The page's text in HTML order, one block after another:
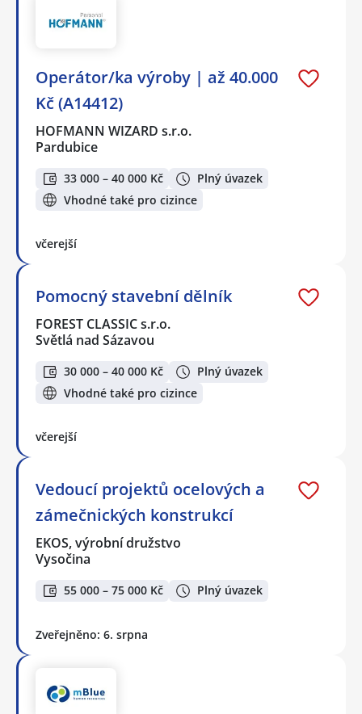
Operátor/ka výroby | až 40.000
Kč (A14412)
HOFMANN WIZARD s.r.o.
Pardubice
33 000 – 40 000 Kč
Plný úvazek
Vhodné také pro cizince
včerejší
Pomocný stavební dělník
FOREST CLASSIC s.r.o.
Světlá nad Sázavou
30 000 – 40 000 Kč
Plný úvazek
Vhodné také pro cizince
včerejší
Vedoucí projektů ocelových a
zámečnických konstrukcí
EKOS, výrobní družstvo
Vysočina
55 000 – 75 000 Kč Plný úvazek
Zveřejněno: 6. srpna